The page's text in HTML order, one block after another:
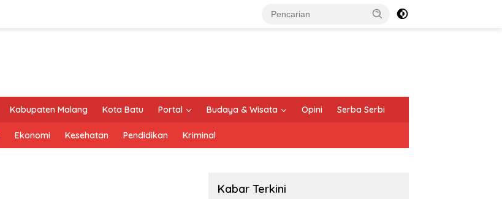
Kabupaten Malang Kota Batu Portal Budaya & Wisata Opini Serba Serbi
Ekonomi Kesehatan Pendidikan Kriminal
Kabar Terkini